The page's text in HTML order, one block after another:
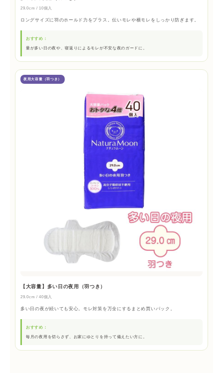
29.0cm / 10個入
ロングサイズに羽のホールド力をプラス。伝いモレや横モレをしっかり防ぎます。
おすすめ：
量が多い日の夜や、寝返りによるモレが不安な夜のガードに。
夜用大容量（羽つき）
【大容量】多い日の夜用（羽つき）
29.0cm / 40個入
多い日の夜が続いても安心。モレ対策を万全にするまとめ買いパック。
おすすめ：
毎月の夜用を切らさず、お家にゆとりを持って備えたい方に。